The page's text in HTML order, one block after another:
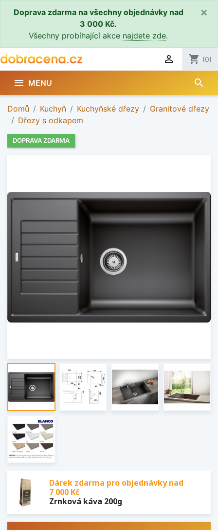
Doprava zdarma na všechny objednávky nad
3 000 Kč.
Všechny probíhající akce najdete zde.
×
 shopping_cart (0)
 MENU search
Domů Kuchyň Kuchyňské dřezy
Granitové dřezy
Dřezy s odkapem
DOPRAVA ZDARMA
Dárek zdarma pro objednávky nad
7 000 Kč
Zrnková káva 200g